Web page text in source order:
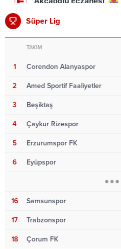
Süper Lig
TAKIM
1 Corendon Alanyaspor
2 Amed Sportif Faaliyetler
3 Beşiktaş
4 Çaykur Rizespor
5 Erzurumspor FK
6 Eyüpspor
16 Samsunspor
17 Trabzonspor
18 Çorum FK